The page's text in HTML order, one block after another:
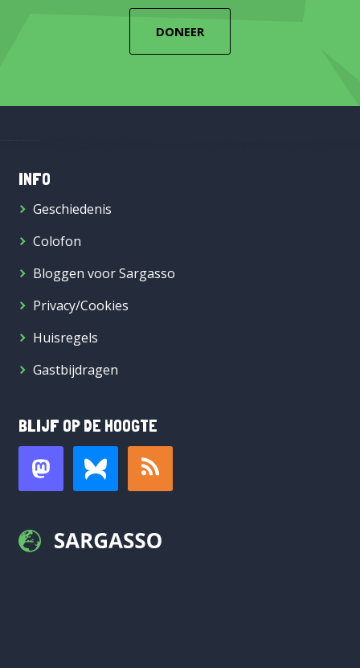
DONEER
INFO
Geschiedenis
Colofon
Bloggen voor Sargasso
Privacy/Cookies
Huisregels
Gastbijdragen
BLIJF OP DE HOOGTE